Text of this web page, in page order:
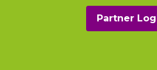
Partner